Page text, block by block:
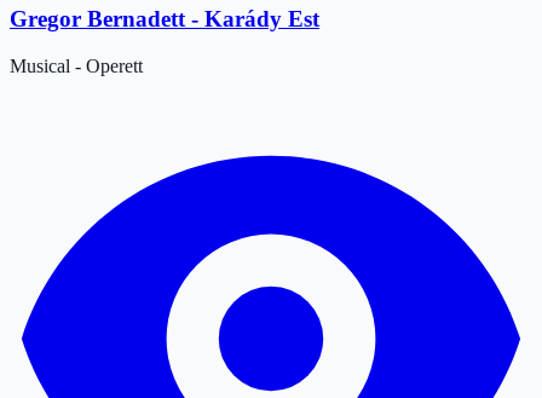
Gregor Bernadett - Karády Est
Musical - Operett